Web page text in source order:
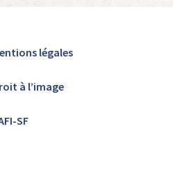
légales
à l’image
SF